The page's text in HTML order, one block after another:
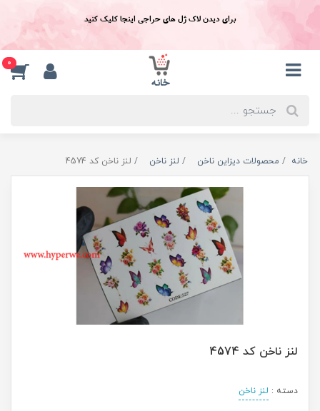
برای دیدن لاک ژل های حراجی اینجا کلیک کنید
0
خانه محصولات دیزاین ناخن لنز ناخن لنز ناخن کد 4574
لنز ناخن کد 4574
دسته : لنز ناخن